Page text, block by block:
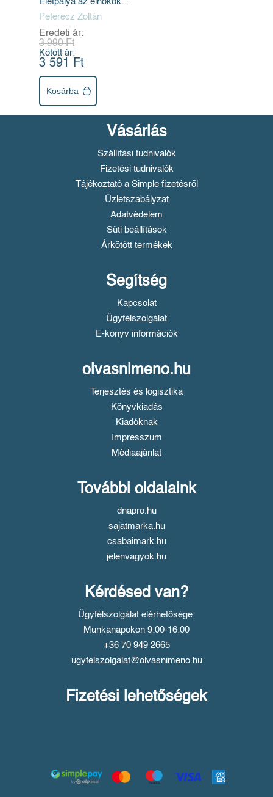
árnyékában
Peterecz Zoltán
Eredeti ár:
3 990 Ft
Kötött ár:
3 591 Ft
Kosárba
Vásárlás
Szállítási tudnivalók
Fizetési tudnivalók
Tájékoztató a Simple fizetésről
Üzletszabályzat
Adatvédelem
Süti beállítások
Árkötött termékek
Segítség
Kapcsolat
Ügyfélszolgálat
E-könyv információk
olvasnimeno.hu
Terjesztés és logisztika
Könyvkiadás
Kiadóknak
Impresszum
Médiaajánlat
További oldalaink
dnapro.hu
sajatmarka.hu
csabaimark.hu
jelenvagyok.hu
Kérdésed van?
Ügyfélszolgálat elérhetősége:
Munkanapokon 9:00-16:00
+36 70 949 2665
ugyfelszolgalat@olvasnimeno.hu
Fizetési lehetőségek